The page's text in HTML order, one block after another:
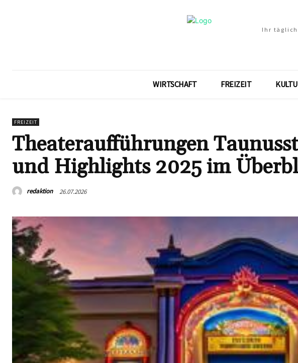
Ihr
WIRTSCHAFT FREIZEIT
FREIZEIT
Theateraufführungen
und Highlights 2025 im
redaktion 26.07.2026